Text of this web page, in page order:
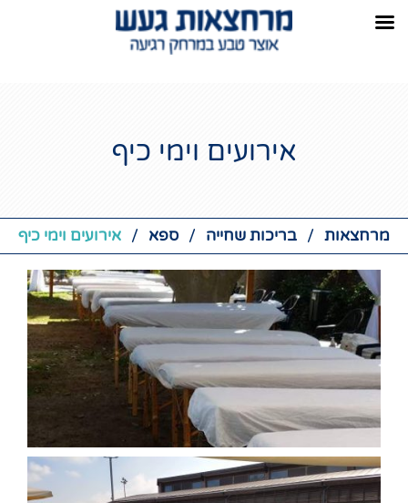
אירועים וימי כיף
מרחצאות / בריכות שחייה / ספא / אירועים וימי כיף